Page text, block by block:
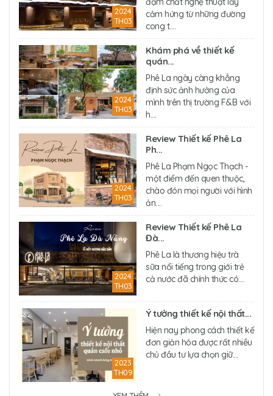
2024
TH03
cảm hứng từ những đường
cong t....
2024
TH03
Khám phá về thiết kế
quán...
Phê La ngày càng khẳng
định sức ảnh hưởng của
mình trên thị trường F&B với
h....
2024
TH03
Review Thiết kế Phê La
Ph...
Phê La Phạm Ngọc Thạch -
một điểm đến quen thuộc,
chào đón mọi người với hình
ản....
2024
TH03
Review Thiết kế Phê La
Đà...
Phê La là thương hiệu trà
sữa nổi tiếng trong giới trẻ
cả nước đã chính thức có....
2023
TH09
Ý tưởng thiết kế nội thất...
Hiện nay phong cách thiết kế
đơn giản hóa được rất nhiều
chủ đầu tư lựa chọn giữ....